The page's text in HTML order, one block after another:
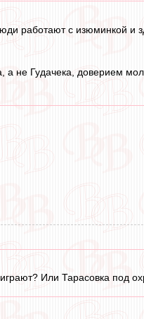
работают с изюминкой и
не Гудачека, доверием
Или Тарасовка под